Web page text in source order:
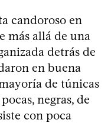
candoroso en
más allá de una
detrás de
en buena
de túnicas
negras, de
con poca